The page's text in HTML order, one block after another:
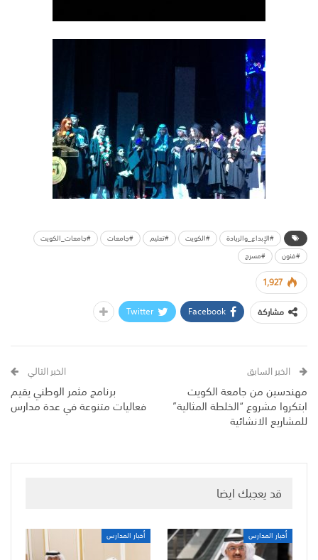
#الإبداع_والريادة #الكويت #تعليم #جامعات
#جامعات_الكويت
#فنون
#مسرح
1,927
مشاركة
Facebook
Twitter
الخبر السابق
مهندسين من جامعة الكويت
ابتكروا مشروع “الخلطة المثالية”
للمشاريع الانشائية
الخبر التالي
برنامج مثمر الوطني يقيم
فعاليات متنوعة في عدة مدارس
قد يعجبك ايضا
أخبار المدارس أخبار المدارس